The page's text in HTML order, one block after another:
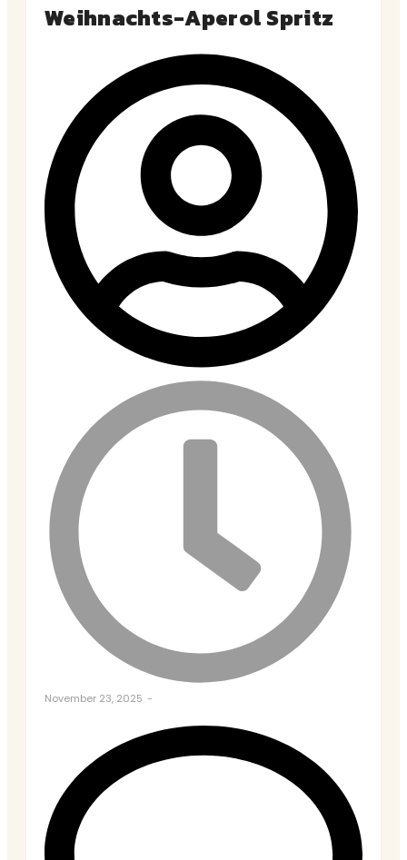
Weihnachts-Aperol Spritz
November 23, 2025 -